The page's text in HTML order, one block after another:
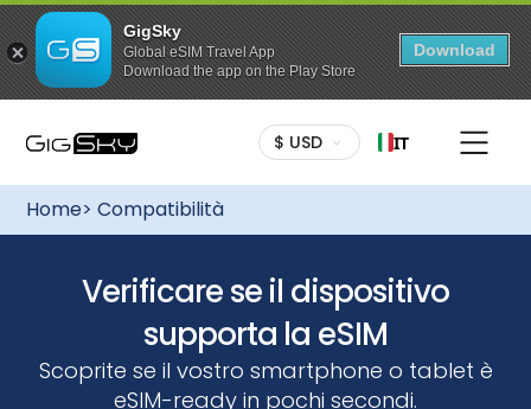
GigSky
Global eSIM Travel App
Download the app on the Play Store
Download
$ USD IT
Home> Compatibilità
Verificare se il dispositivo
supporta la eSIM
Scoprite se il vostro smartphone o tablet è
eSIM-ready in pochi secondi.